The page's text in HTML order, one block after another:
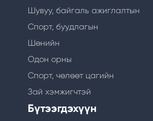
Шувуу, байгаль ажиглалтын
Спорт, буудлагын
Шөнийн
Одон орны
Спорт, чөлөөт цагийн
Зай хэмжигчтэй
Бүтээгдэхүүн